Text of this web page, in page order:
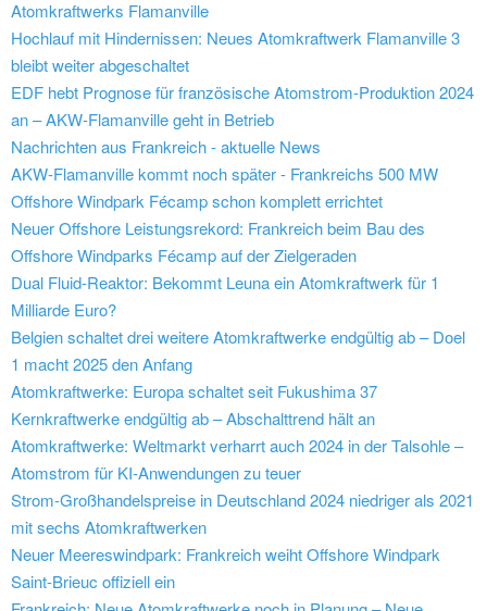
Atomkraftwerks Flamanville
Hochlauf mit Hindernissen: Neues Atomkraftwerk Flamanville 3
bleibt weiter abgeschaltet
EDF hebt Prognose für französische Atomstrom-Produktion 2024
an – AKW-Flamanville geht in Betrieb
Nachrichten aus Frankreich - aktuelle News
AKW-Flamanville kommt noch später - Frankreichs 500 MW
Offshore Windpark Fécamp schon komplett errichtet
Neuer Offshore Leistungsrekord: Frankreich beim Bau des
Offshore Windparks Fécamp auf der Zielgeraden
Dual Fluid-Reaktor: Bekommt Leuna ein Atomkraftwerk für 1
Milliarde Euro?
Belgien schaltet drei weitere Atomkraftwerke endgültig ab – Doel
1 macht 2025 den Anfang
Atomkraftwerke: Europa schaltet seit Fukushima 37
Kernkraftwerke endgültig ab – Abschalttrend hält an
Atomkraftwerke: Weltmarkt verharrt auch 2024 in der Talsohle –
Atomstrom für KI-Anwendungen zu teuer
Strom-Großhandelspreise in Deutschland 2024 niedriger als 2021
mit sechs Atomkraftwerken
Neuer Meereswindpark: Frankreich weiht Offshore Windpark
Saint-Brieuc offiziell ein